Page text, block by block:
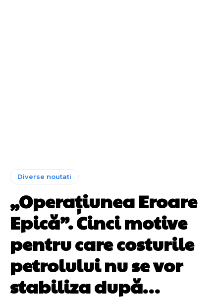
Diverse noutati
„Operațiunea Eroare
Epică”. Cinci motive
pentru care costurile
petrolului nu se vor
stabiliza după…